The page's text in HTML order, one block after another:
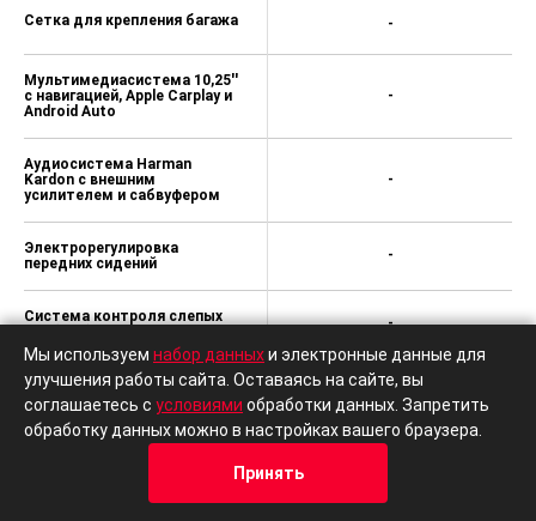
Сетка для крепления багажа
Мультимедиасистема 10,25''
с навигацией, Apple Carplay и
Android Auto
Аудиосистема Harman
Kardon с внешним
усилителем и сабвуфером
Электрорегулировка
передних сидений
Система контроля слепых
Система помощи при выезде
с парковки задним ходом
(RCTA)
глянца c хромированной
-
-
-
-
-
-
Мы используем набор данныхи электронные данные для
улучшения работы сайта. Оставаясь на сайте, вы
соглашаетесь с условиями обработки данных. Запретить
обработку данных можно в настройках вашего браузера.
Принять
Отзывы Позвонить Адрес